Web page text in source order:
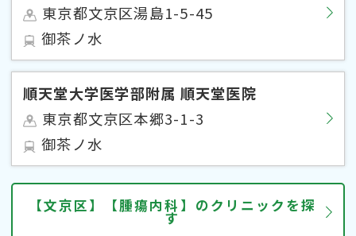
東京都文京区湯島1-5-45
御茶ノ水
順天堂大学医学部附属 順天堂医院
東京都文京区本郷3-1-3
御茶ノ水
【文京区】【腫瘍内科】のクリニックを探
す